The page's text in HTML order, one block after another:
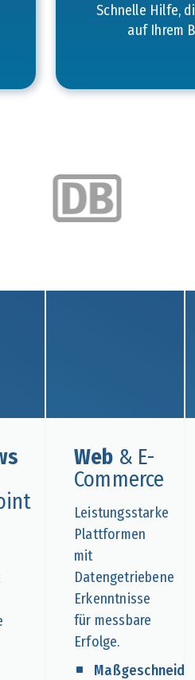
Schnelle Hilfe,
auf Ihrem
Web & E-
Commerce
Leistungsstarke
Plattformen
mit
Datengetriebene
Erkenntnisse
für messbare
Erfolge.